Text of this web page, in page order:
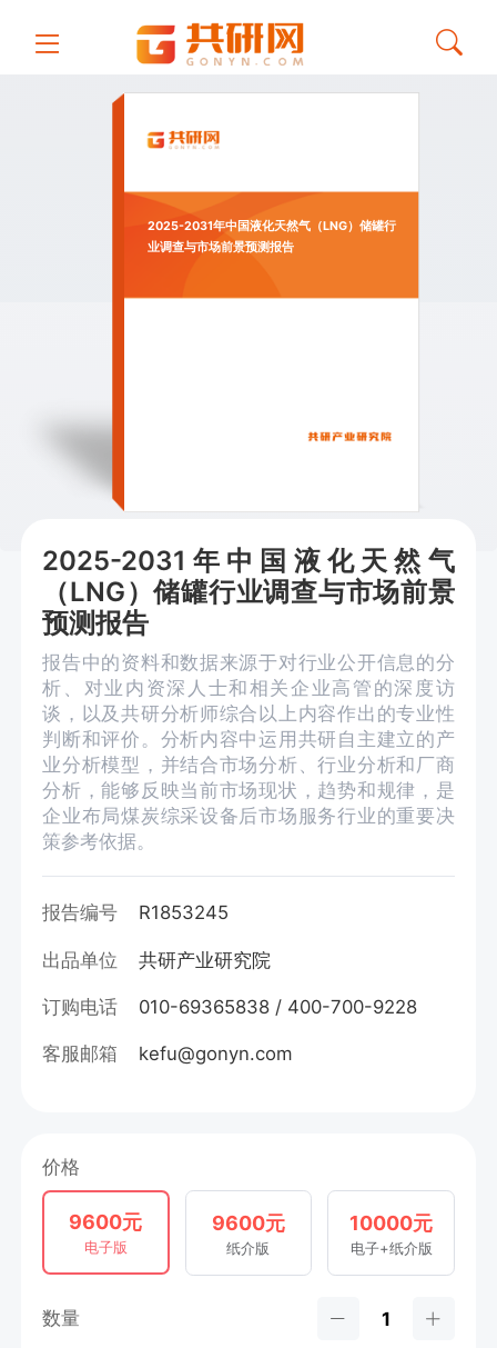
2025-2031年中国液化天然气（LNG）储罐行
业调查与市场前景预测报告
2025-2031年中国液化天然气
（LNG）储罐行业调查与市场前景
预测报告
报告中的资料和数据来源于对行业公开信息的分
析、对业内资深人士和相关企业高管的深度访
谈，以及共研分析师综合以上内容作出的专业性
判断和评价。分析内容中运用共研自主建立的产
业分析模型，并结合市场分析、行业分析和厂商
分析，能够反映当前市场现状，趋势和规律，是
企业布局煤炭综采设备后市场服务行业的重要决
策参考依据。
报告编号 R1853245
出品单位 共研产业研究院
订购电话 010-69365838 / 400-700-9228
客服邮箱 kefu@gonyn.com
价格
9600元
电子版
9600元
纸介版
10000元
电子+纸介版
数量